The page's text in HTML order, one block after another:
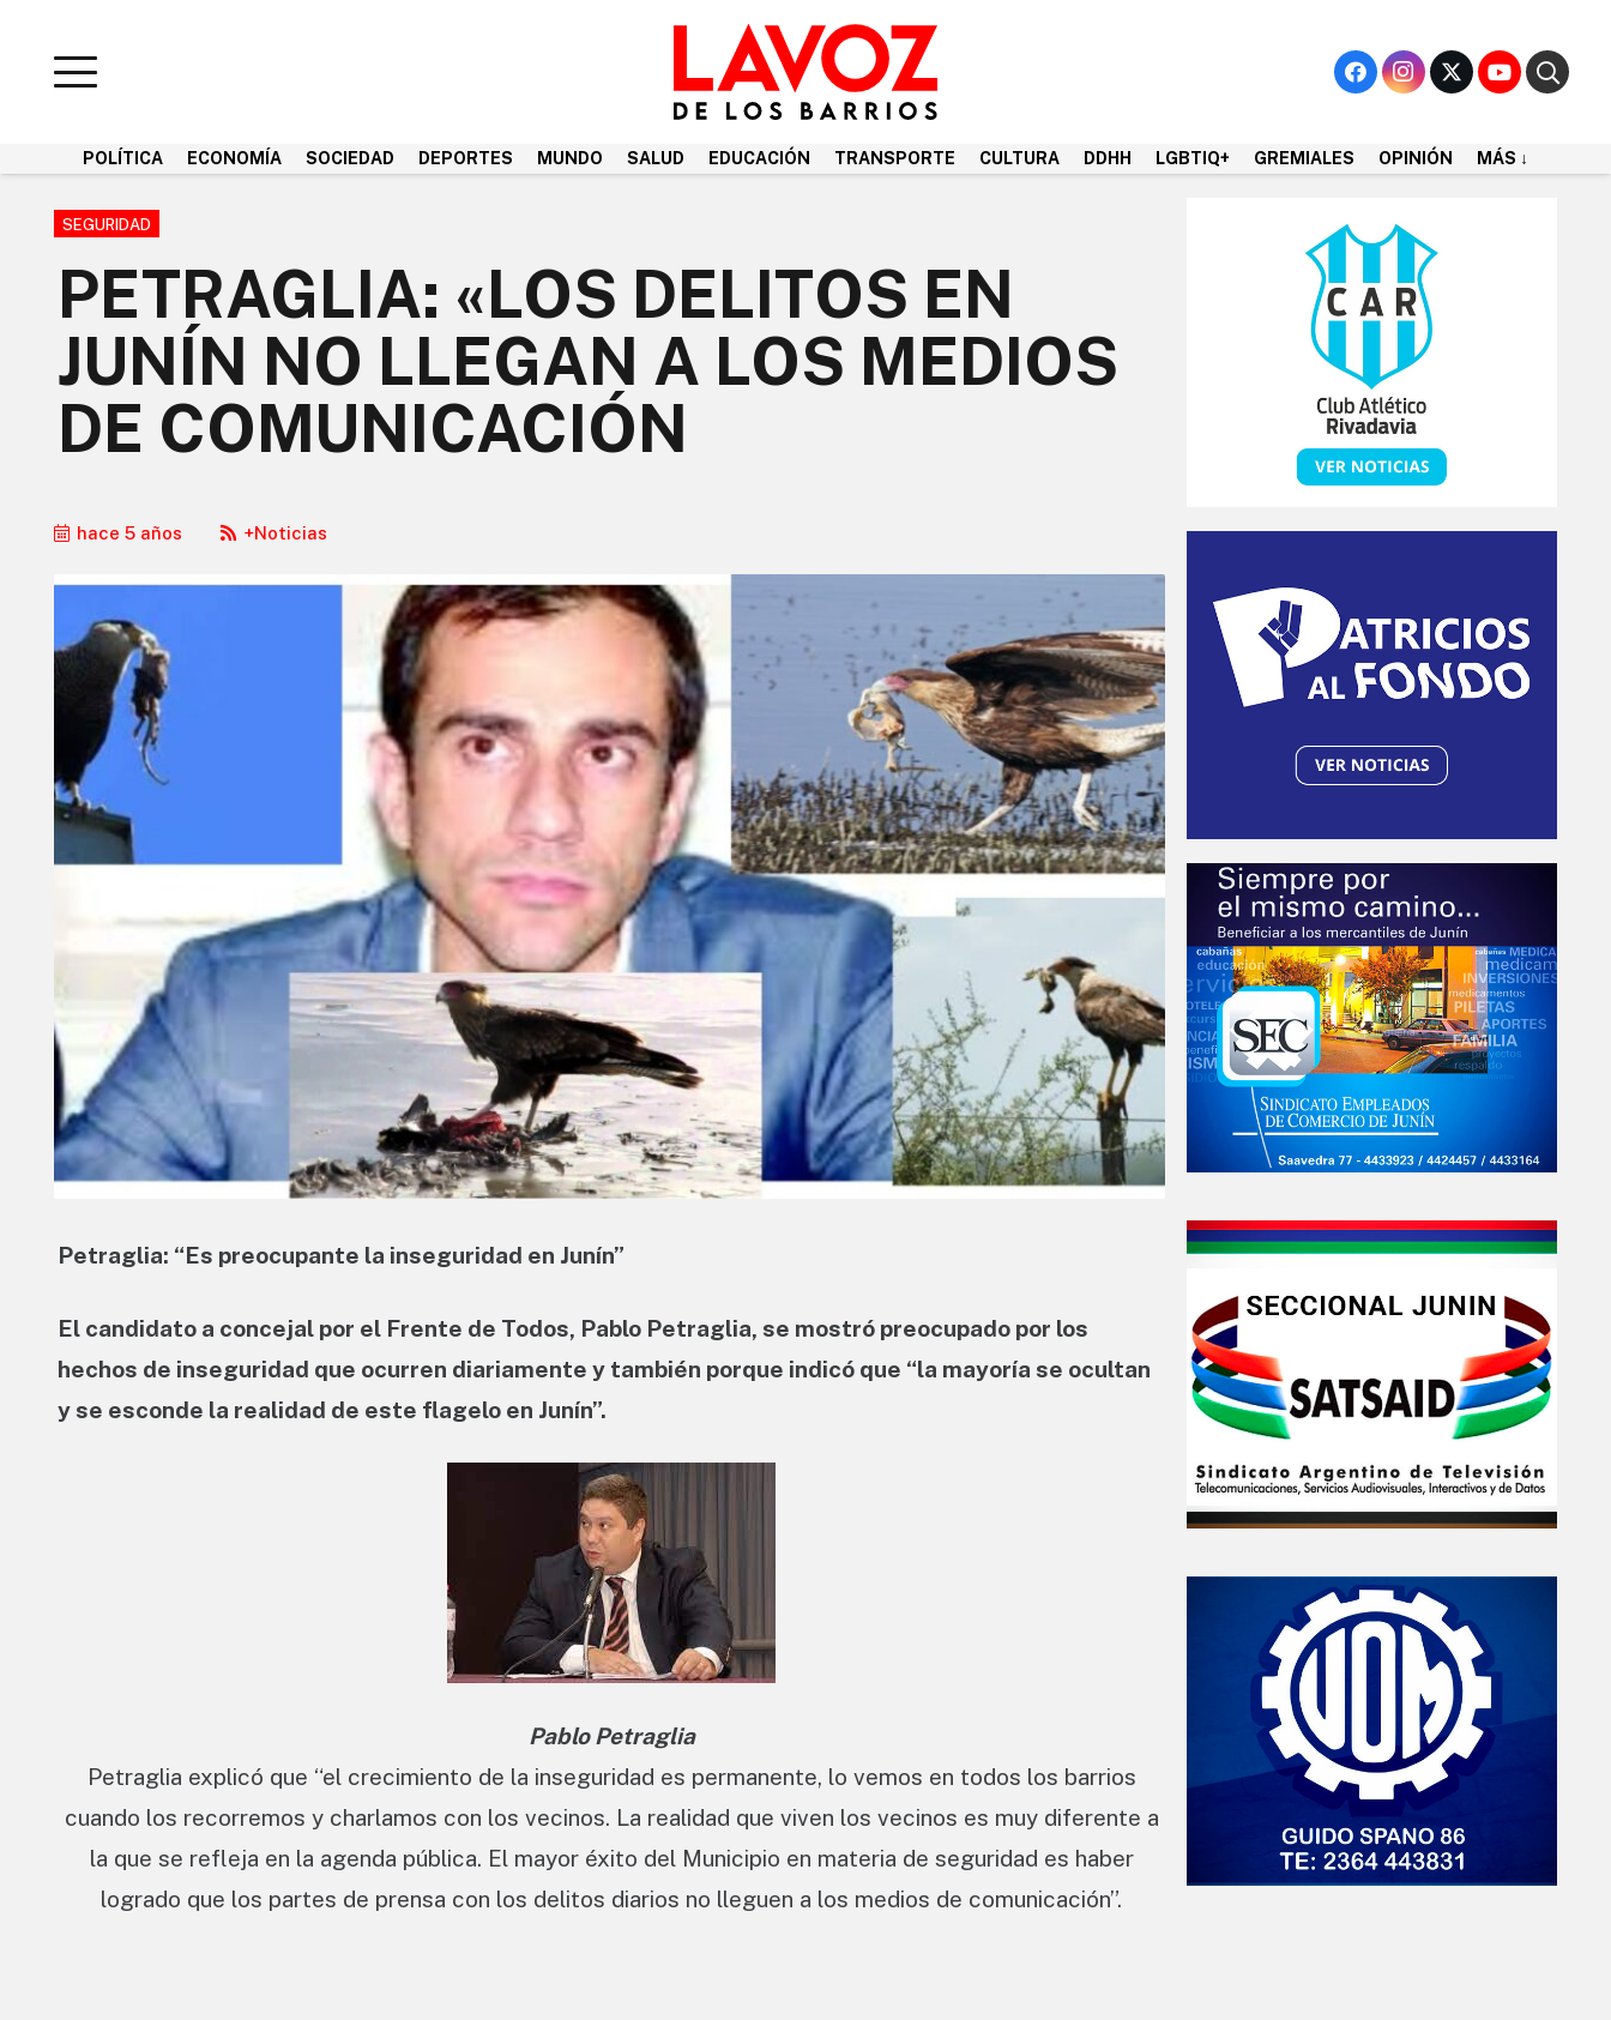
POLÍTICA ECONOMÍA SOCIEDAD DEPORTES MUNDO SALUD EDUCACIÓN TRANSPORTE CULTURA DDHH LGBTIQ+ GREMIALES OPINIÓN MÁS ↓
SEGURIDAD
PETRAGLIA: «LOS DELITOS EN
JUNÍN NO LLEGAN A LOS MEDIOS
DE COMUNICACIÓN
hace 5 años +Noticias
Petraglia: “Es preocupante la inseguridad en Junín”
El candidato a concejal por el Frente de Todos, Pablo Petraglia, se mostró preocupado por los
hechos de inseguridad que ocurren diariamente y también porque indicó que “la mayoría se ocultan
y se esconde la realidad de este flagelo en Junín”.
Pablo Petraglia
Petraglia explicó que “el crecimiento de la inseguridad es permanente, lo vemos en todos los barrios
cuando los recorremos y charlamos con los vecinos. La realidad que viven los vecinos es muy diferente a
la que se refleja en la agenda pública. El mayor éxito del Municipio en materia de seguridad es haber
logrado que los partes de prensa con los delitos diarios no lleguen a los medios de comunicación”.